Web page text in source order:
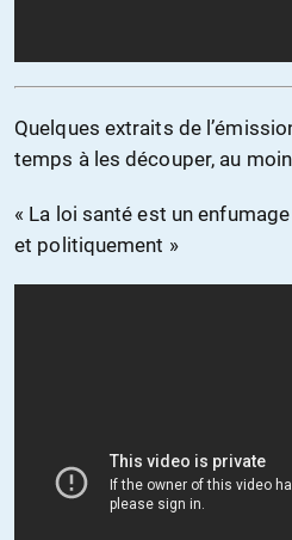
Quelques extraits de
temps à les découper, au
« La loi santé est un
et politiquement »